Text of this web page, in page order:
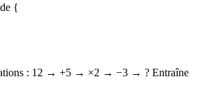
{
: 12 → +5 → ×2 → −3 → ? Entraîne